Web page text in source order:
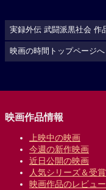
実録外伝 武闘派黒社会 作
映画の時間トップページへ
映画作品情報
上映中の映画
今週の新作映画
近日公開の映画
人気シリーズ＆受
映画作品のレビュー